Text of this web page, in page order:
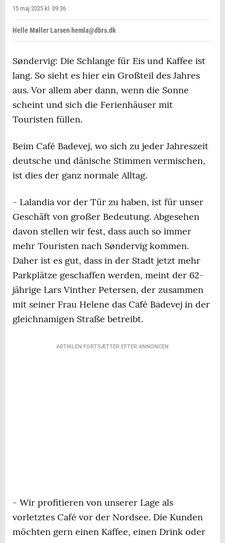
15 maj 2025 kl. 09:36
Helle Møller Larsen hemla@dbrs.dk
Søndervig: Die Schlange für Eis und Kaffee ist
lang. So sieht es hier ein Großteil des Jahres
aus. Vor allem aber dann, wenn die Sonne
scheint und sich die Ferienhäuser mit
Touristen füllen.
Beim Café Badevej, wo sich zu jeder Jahreszeit
deutsche und dänische Stimmen vermischen,
ist dies der ganz normale Alltag.
- Lalandia vor der Tür zu haben, ist für unser
Geschäft von großer Bedeutung. Abgesehen
davon stellen wir fest, dass auch so immer
mehr Touristen nach Søndervig kommen.
Daher ist es gut, dass in der Stadt jetzt mehr
Parkplätze geschaffen werden, meint der 62-
jährige Lars Vinther Petersen, der zusammen
mit seiner Frau Helene das Café Badevej in der
gleichnamigen Straße betreibt.
ARTIKLEN FORTSÆTTER EFTER ANNONCEN
- Wir profitieren von unserer Lage als
vorletztes Café vor der Nordsee. Die Kunden
möchten gern einen Kaffee, einen Drink oder